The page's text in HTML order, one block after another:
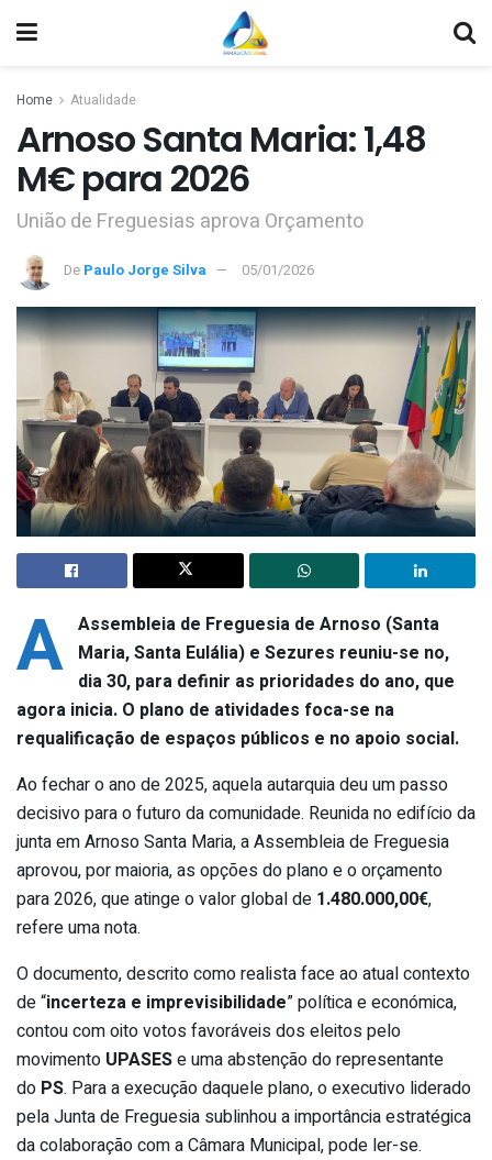
Home Atualidade
Arnoso Santa Maria: 1,48
M€ para 2026
União de Freguesias aprova Orçamento
De Paulo Jorge Silva 05/01/2026
A Assembleia de Freguesia de Arnoso (Santa
Maria, Santa Eulália) e Sezures reuniu-se no,
dia 30, para definir as prioridades do ano, que
agora inicia. O plano de atividades foca-se na
requalificação de espaços públicos e no apoio social.
Ao fechar o ano de 2025, aquela autarquia deu um passo
decisivo para o futuro da comunidade. Reunida no edifício da
junta em Arnoso Santa Maria, a Assembleia de Freguesia
aprovou, por maioria, as opções do plano e o orçamento
para 2026, que atinge o valor global de 1.480.000,00€,
refere uma nota.
O documento, descrito como realista face ao atual contexto
de “incerteza e imprevisibilidade” política e económica,
contou com oito votos favoráveis dos eleitos pelo
movimento UPASESe uma abstenção do representante
do PS. Para a execução daquele plano, o executivo liderado
pela Junta de Freguesia sublinhou a importância estratégica
da colaboração com a Câmara Municipal, pode ler-se.